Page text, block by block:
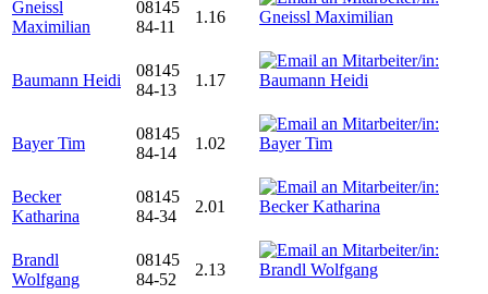
Gneissl
Maximilian
08145
84-11
1.16
Baumann Heidi
08145
84-13
1.17
Bayer Tim
08145
84-14
1.02
Becker
Katharina
08145
84-34
2.01
Brandl
Wolfgang
08145
84-52
2.13